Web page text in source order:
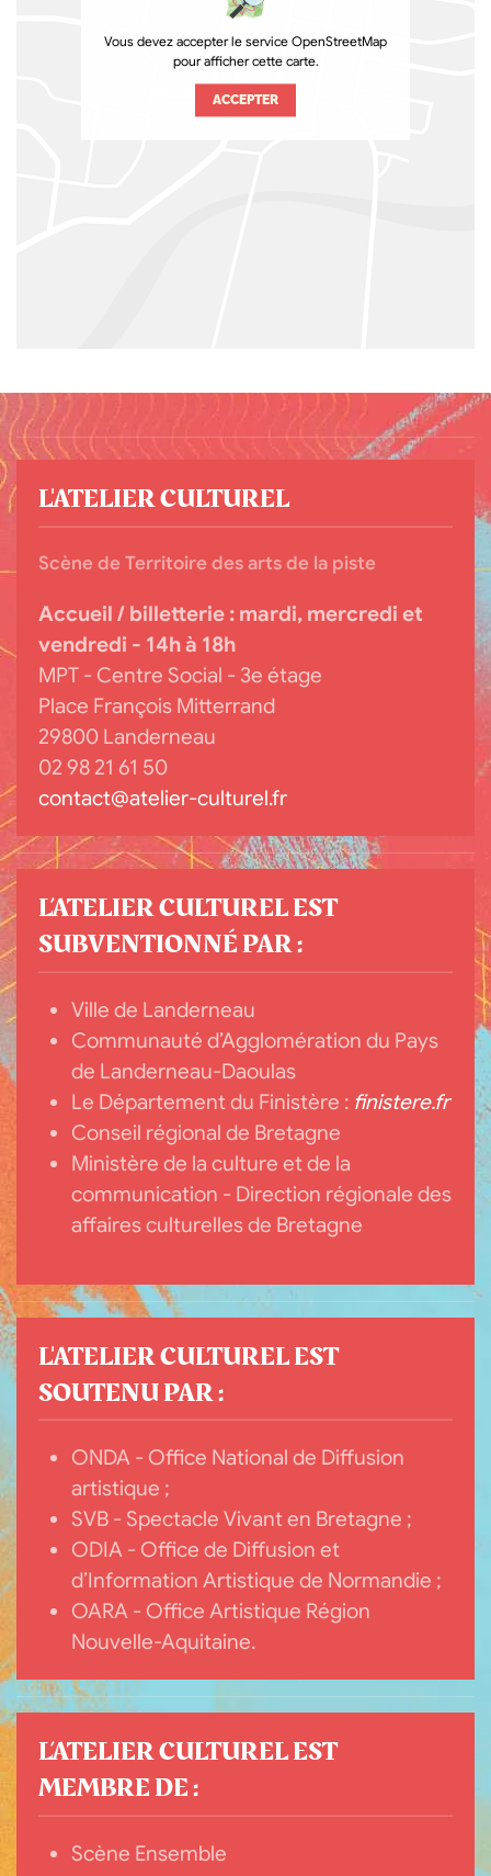
Vous devez accepter le service OpenStreetMap
pour afficher cette carte.
ACCEPTER
L'ATELIER CULTUREL
Scène de Territoire des arts de la piste
Accueil / billetterie : mardi, mercredi et
vendredi - 14h à 18h
MPT - Centre Social - 3e étage
Place François Mitterrand
29800 Landerneau
02 98 21 61 50
contact@atelier-culturel.fr
L’ATELIER CULTUREL EST
SUBVENTIONNÉ PAR :
Ville de Landerneau
Communauté d’Agglomération du Pays
de Landerneau-Daoulas
Le Département du Finistère : finistere.fr
Conseil régional de Bretagne
Ministère de la culture et de la
communication - Direction régionale des
affaires culturelles de Bretagne
L'ATELIER CULTUREL EST
SOUTENU PAR :
ONDA - Office National de Diffusion
artistique ;
SVB - Spectacle Vivant en Bretagne ;
ODIA - Office de Diffusion et
d’Information Artistique de Normandie ;
OARA - Office Artistique Région
Nouvelle-Aquitaine.
L’ATELIER CULTUREL EST
MEMBRE DE :
Scène Ensemble